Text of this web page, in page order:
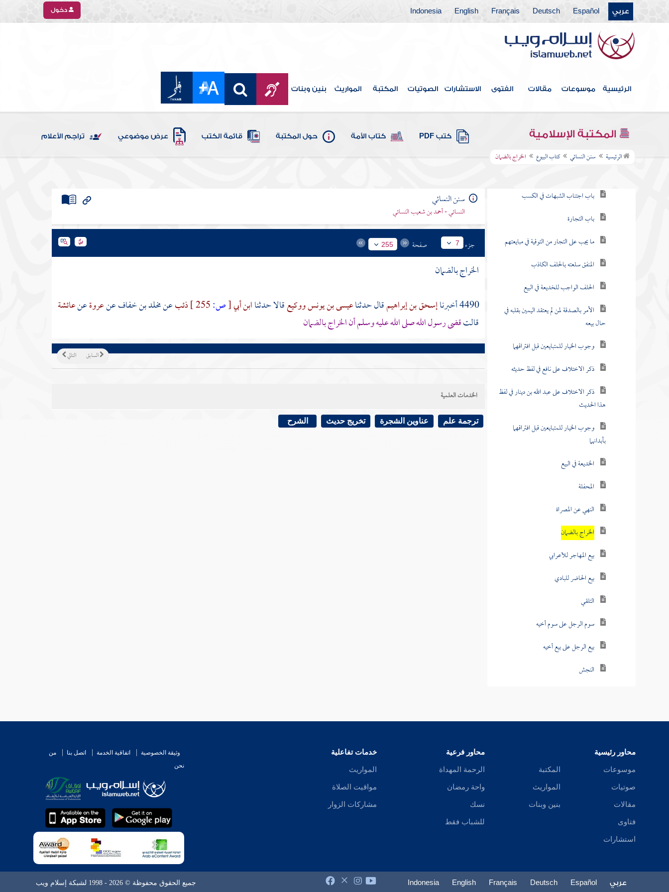
عربي Español
Deutsch
Français
English
Indonesia دخول
الرئيسية موسوعات مقالات الفتوى الاستشارات الصوتيات المكتبة المواريث بنين وبنات
المكتبة الإسلامية كتب PDF كتاب الأمة حول المكتبة قائمة الكتب عرض موضوعي تراجم الأعلام
الرئيسية سنن النسائي كتاب البيوع الخراج بالضمان
كتاب قسم الفيء
كتاب البيعة
كتاب العقيقة
كتاب الفرع والعتيرة
كتاب الصيد والذبائح
كتاب الضحايا
كتاب البيوع
باب اجتناب الشبهات في الكسب
باب التجارة
ما يجب على التجار من التوقية في مبايعتهم
المنفق سلعته بالحلف الكاذب
الحلف الواجب للخديعة في البيع
الأمر بالصدقة لمن لم يعتقد اليمين بقلبه في
حال بيعه
وجوب الخيار للمتبايعين قبل افتراقهما
ذكر الاختلاف على نافع في لفظ حديثه
ذكر الاختلاف على عبد الله بن دينار في لفظ
هذا الحديث
وجوب الخيار للمتبايعين قبل افتراقهما
بأبدانهما
الخديعة في البيع
المحفلة
النهي عن المصراة
الخراج بالضمان
بيع المهاجر للأعرابي
بيع الحاضر للبادي
التلقي
سوم الرجل على سوم أخيه
بيع الرجل على بيع أخيه
النجش
سنن النسائي
النسائي - أحمد بن شعيب النسائي
جزء 7 صفحة 255
الخراج بالضمان
4490 أخبرنا
إسحق بن إبراهيمقال حدثناعيسى بن يونسووكيعقالا حدثناابن أبي[ص: ذئبعنمخلد بن خفافعنعروةعنعائشة
قالتقضى رسول الله صلى الله عليه وسلم أن الخراج بالضمان
التالي السابق
الخدمات العلمية
ترجمة علم عناوين الشجرة تخريج حديث الشرح
محاور رئيسية
موسوعات
صوتيات
مقالات
فتاوى
استشارات
المكتبة
المواريث
بنين وبنات
محاور فرعية
الرحمة المهداة
واحة رمضان
نسك
للشباب فقط
خدمات تفاعلية
المواريث
مواقيت الصلاة
مشاركات الزوار
وثيقة الخصوصية اتفاقية الخدمة اتصل بنا
من
نحن
عربي Español
Deutsch
Français
English
Indonesia جميع الحقوق محفوظة © 2026 - 1998 لشبكة إسلام ويب